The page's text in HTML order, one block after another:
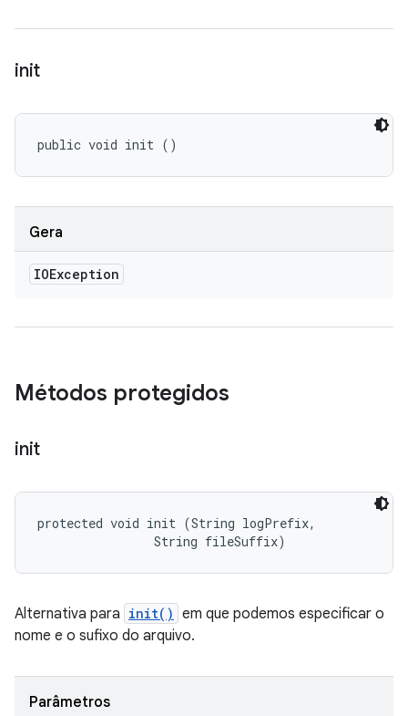
init
public void init ()
Gera
IOException
Métodos protegidos
init
protected void init (String logPrefix,
                String fileSuffix)
Alternativa para init() em que podemos especificar o
nome e o sufixo do arquivo.
Parâmetros